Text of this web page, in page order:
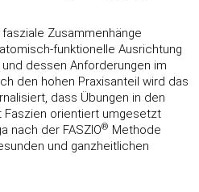
Zusammenhänge
funktionelle Ausrichtung
dessen Anforderungen im
den hohen Praxisanteil wird das
dass Übungen in den
orientiert umgesetzt
nach der FASZIO® Methode
und ganzheitlichen